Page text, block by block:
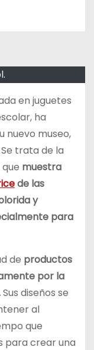
en juguetes
ha
nuevo museo,
Se trata de la
muestra
de las
y
para
de productos
por la
Sus diseños se
al
que
para crear una